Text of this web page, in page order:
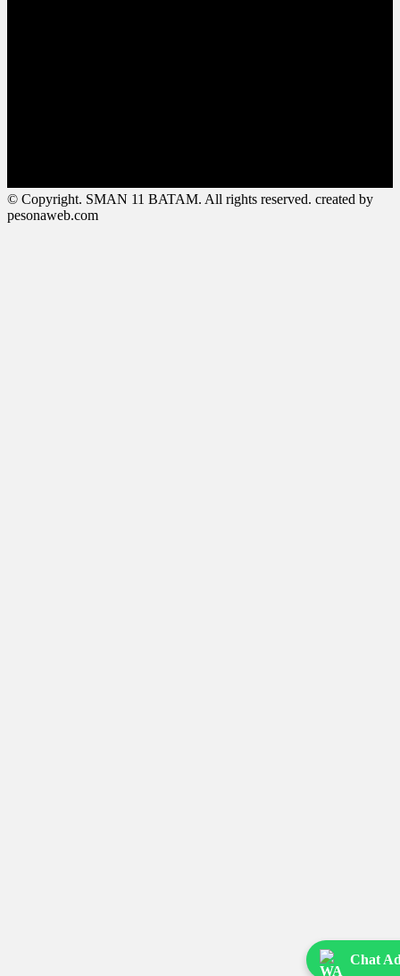
Chat
© Copyright. SMAN 11 BATAM. All rights reserved. created by
pesonaweb.com